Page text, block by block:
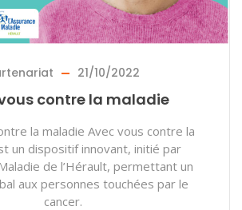
21/10/2022
contre la maladie
la maladie Avec vous contre la
un dispositif innovant, initié par
de l’Hérault, permettant un
aux personnes touchées par le
cancer.